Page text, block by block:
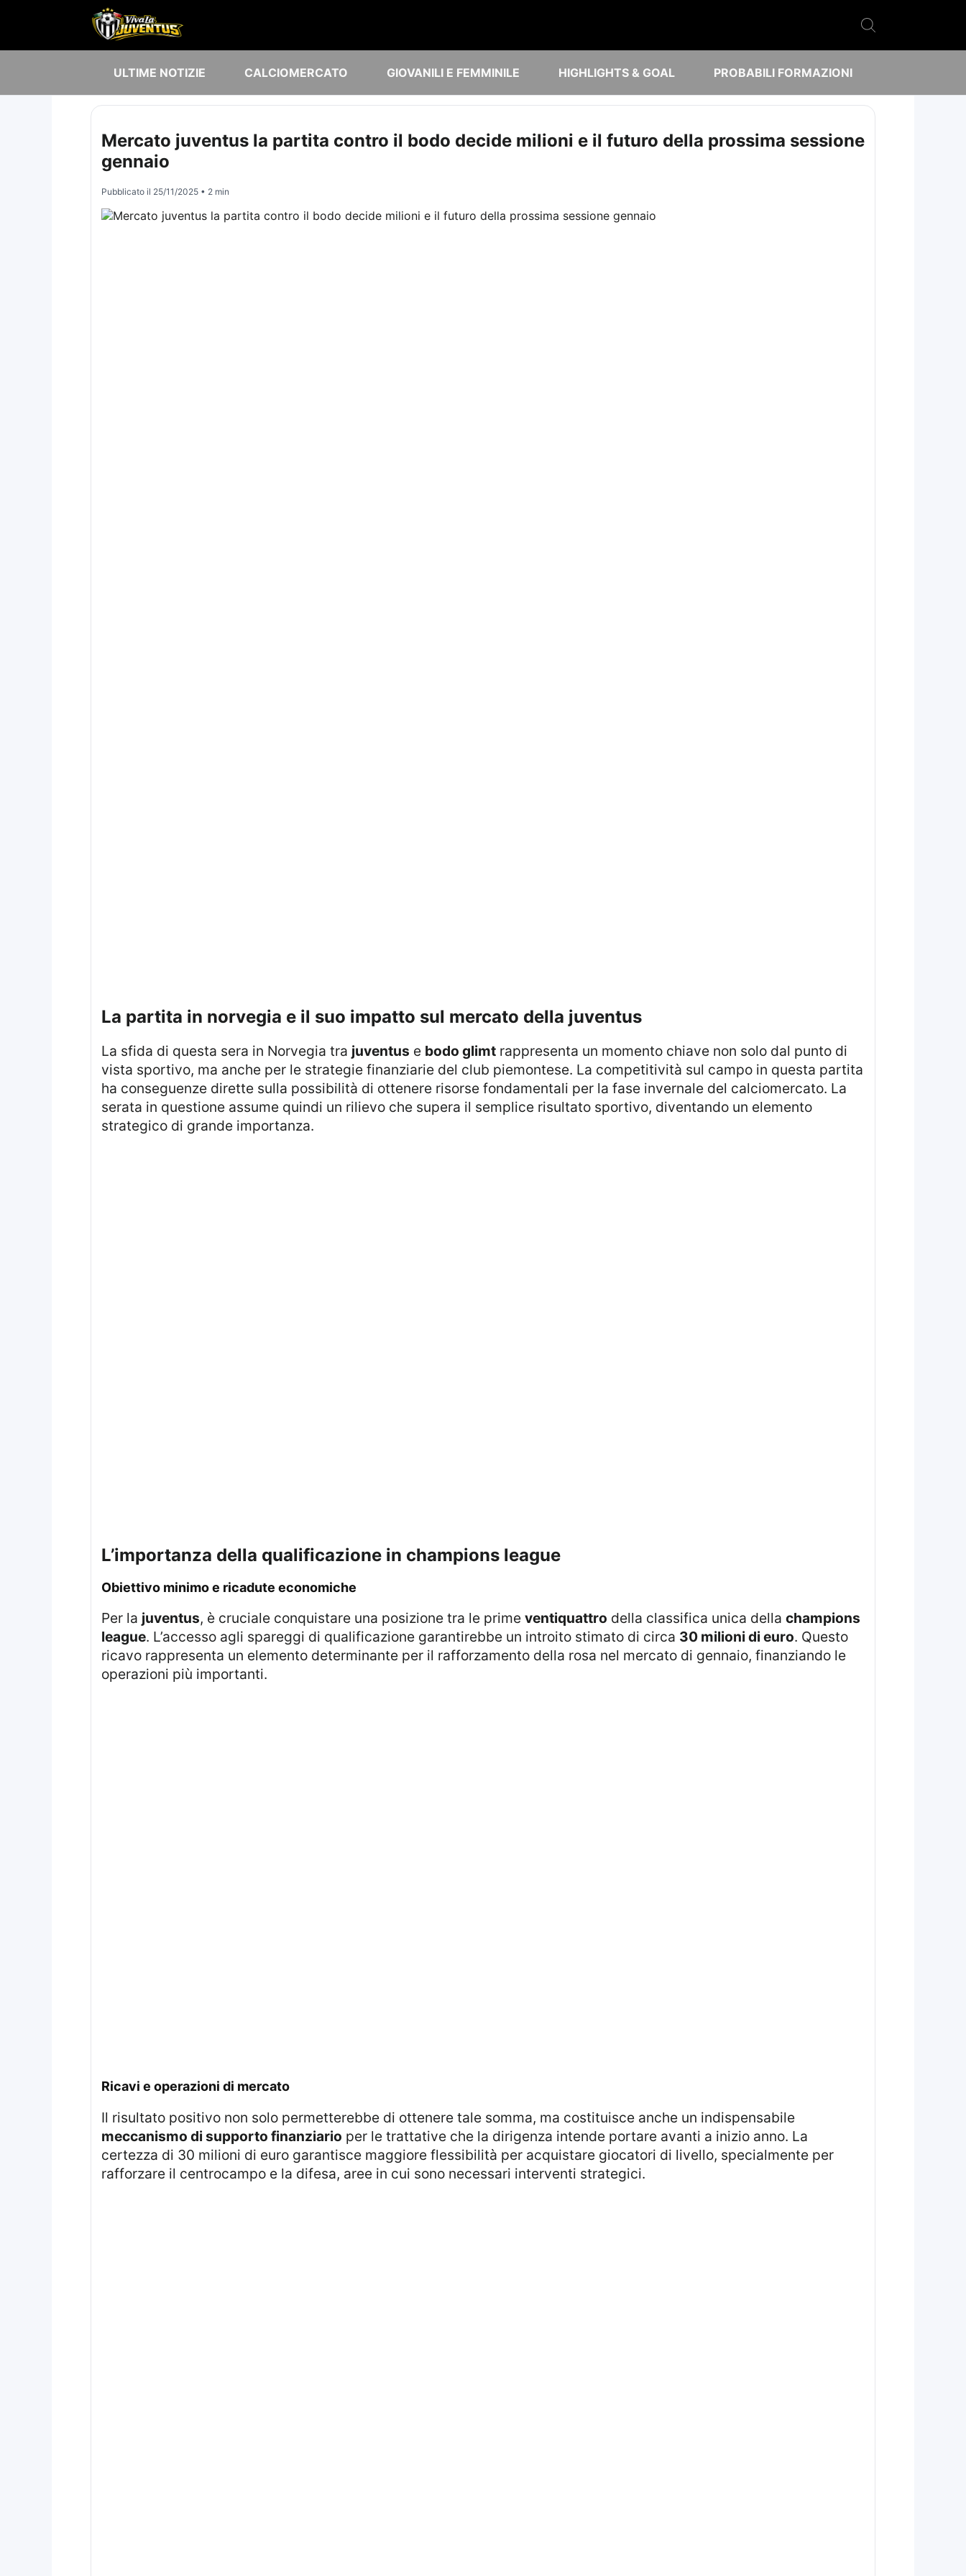
ULTIME NOTIZIE CALCIOMERCATO GIOVANILI E FEMMINILE HIGHLIGHTS & GOAL PROBABILI FORMAZIONI
Mercato juventus la partita contro il bodo decide milioni e il futuro della prossima sessione
gennaio
Pubblicato il 25/11/2025• 2 min
la partita in norvegia e il suo impatto sul mercato della juventus
La sfida di questa sera in Norvegia tra juventus e bodo glimtrappresenta un momento chiave non solo dal punto di
vista sportivo, ma anche per le strategie finanziarie del club piemontese. La competitività sul campo in questa partita
ha conseguenze dirette sulla possibilità di ottenere risorse fondamentali per la fase invernale del calciomercato. La
serata in questione assume quindi un rilievo che supera il semplice risultato sportivo, diventando un elemento
strategico di grande importanza.
l’importanza della qualificazione in champions league
obiettivo minimo e ricadute economiche
Per la juventus, è cruciale conquistare una posizione tra le prime ventiquattro della classifica unica della champions
league. L’accesso agli spareggi di qualificazione garantirebbe un introito stimato di circa 30 milioni di euro. Questo
ricavo rappresenta un elemento determinante per il rafforzamento della rosa nel mercato di gennaio, finanziando le
operazioni più importanti.
ricavi e operazioni di mercato
Il risultato positivo non solo permetterebbe di ottenere tale somma, ma costituisce anche un indispensabile
meccanismo di supporto finanziario per le trattative che la dirigenza intende portare avanti a inizio anno. La
certezza di 30 milioni di euro garantisce maggiore flessibilità per acquistare giocatori di livello, specialmente per
rafforzare il centrocampo e la difesa, aree in cui sono necessari interventi strategici.